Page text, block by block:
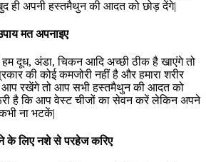
ही अपनी हस्तमैथुन की आदत को छोड़ देंगे|
मत अपनाइए
दूध, अंडा, चिकन आदि अच्छी ठीक है खाएंगे तो
की कोई कमजोरी नहीं है और हमारा शरीर
आप रखेंगे तो आप सभी हस्तमैथुन की आदत को
है कि आप वेस्ट चीजों का सेवन करें लेकिन अपने
ना भटकें|
के लिए नशे से परहेज करिए